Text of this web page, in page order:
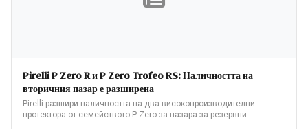
Pirelli P Zero R и P Zero Trofeo RS: Наличността на
вторичния пазар е разширена
Pirelli разшири наличността на два високопроизводителни
протектора от семейството P Zero за пазара за резервни…